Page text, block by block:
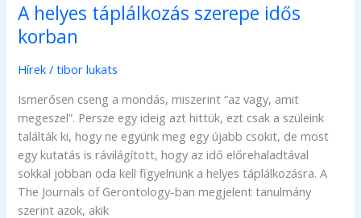
A helyes táplálkozás szerepe idős
korban
Hírek /tibor lukats
Ismerősen cseng a mondás, miszerint “az vagy, amit
megeszel”. Persze egy ideig azt hittük, ezt csak a szüleink
találták ki, hogy ne együnk meg egy újabb csokit, de most
egy kutatás is rávilágított, hogy az idő előrehaladtával
sokkal jobban oda kell figyelnünk a helyes táplálkozásra. A
The Journals of Gerontology-ban megjelent tanulmány
szerint azok, akik